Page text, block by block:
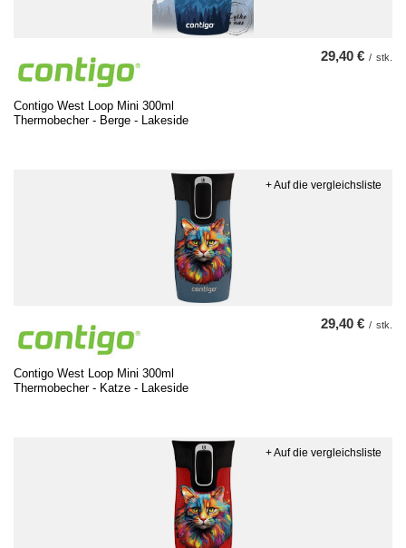
Contigo West Loop Mini 300ml
Thermobecher - Berge - Lakeside
29,40 € / stk.
Contigo West Loop Mini 300ml
Thermobecher - Katze - Lakeside
29,40 € / stk.
+ Auf die vergleichsliste
+ Auf die vergleichsliste